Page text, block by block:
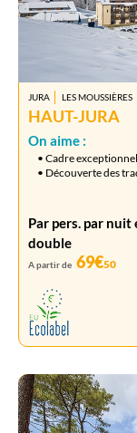
JURA LES MOUSSIÈRES
HAUT-JURA
On aime :
• Cadre
• Découverte des
Par pers. par
double
A partir de 69€50